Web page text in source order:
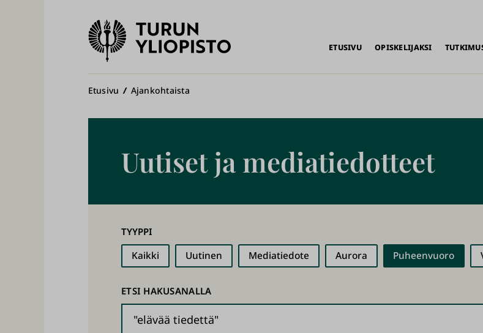
Turun
yliopisto
ETUSIVU OPISKELIJAKSI
Murupolku
Etusivu Ajankohtaista
Uutiset ja mediatiedotteet
TYYPPI
Kaikki Uutinen Mediatiedote Aurora Puheenvuoro
ETSI HAKUSANALLA